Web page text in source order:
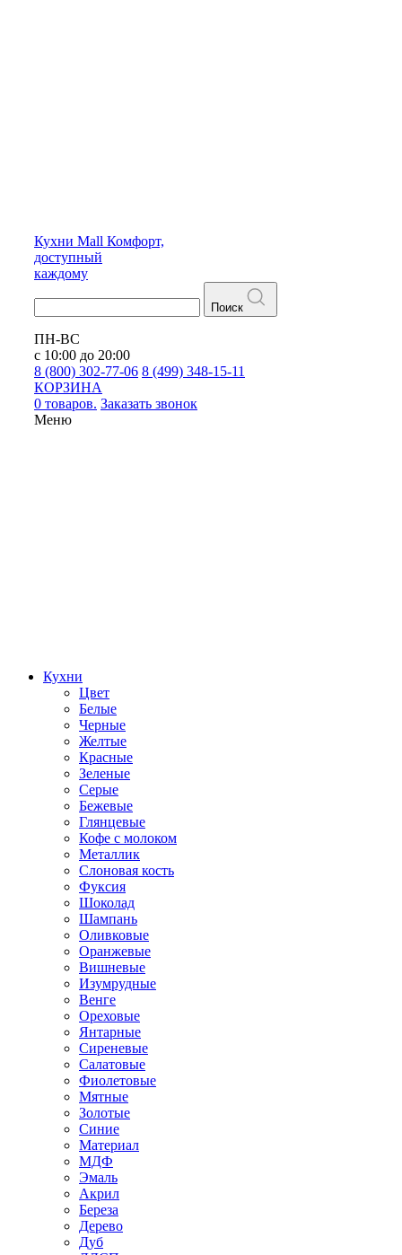
Кухни Mall Комфорт,
доступный
каждому
Поиск
ПН-ВС
с 10:00 до 20:00
8 (800) 302-77-06 8 (499) 348-15-11
КОРЗИНА
0 товаров. Заказать звонок
Меню
Кухни
Цвет
Белые
Черные
Желтые
Красные
Зеленые
Серые
Бежевые
Глянцевые
Кофе с молоком
Металлик
Слоновая кость
Фуксия
Шоколад
Шампань
Оливковые
Оранжевые
Вишневые
Изумрудные
Венге
Ореховые
Янтарные
Сиреневые
Салатовые
Фиолетовые
Мятные
Золотые
Синие
Материал
МДФ
Эмаль
Акрил
Береза
Дерево
Дуб